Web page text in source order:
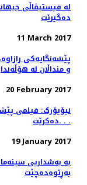
لە فیستیڤاڵی
دەگیرێت
11 March 2017
پێشەنگایەکی
و منداڵان لە هۆڵەندا
20 February 2017
نیۆیۆرک: فیلمی
دەکرێت. . .
19 January 2017
بە بەشداریی
بەڕێوەدەچێت